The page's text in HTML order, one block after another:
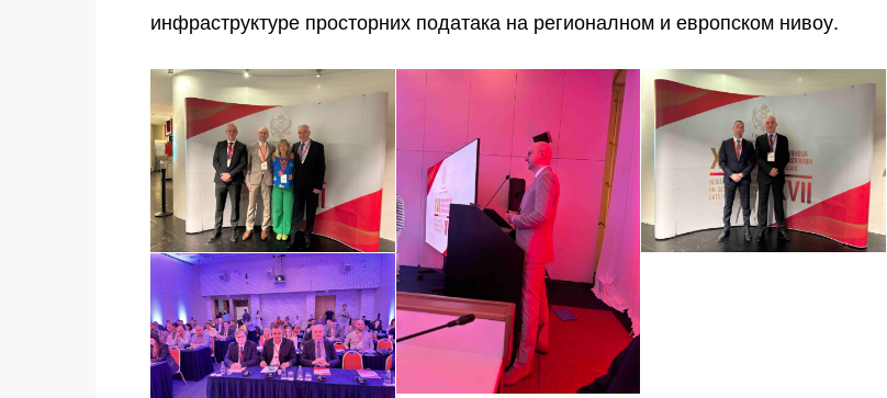
инфраструктуре просторних података на регионалном и европском нивоу.